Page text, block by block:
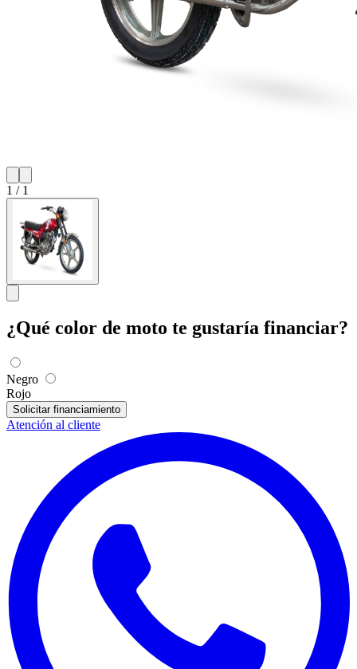
1 / 1
¿Qué color de moto te gustaría financiar?
Negro
Rojo
Solicitar financiamiento
Atención al cliente